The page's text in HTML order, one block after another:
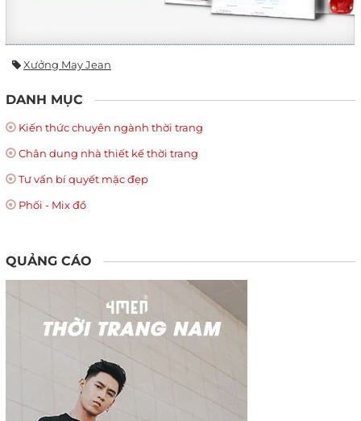
Xưởng May Jean
DANH MỤC
Kiến thức chuyên ngành thời trang
Chân dung nhà thiết kế thời trang
Tư vấn bí quyết mặc đẹp
Phối - Mix đồ
QUẢNG CÁO